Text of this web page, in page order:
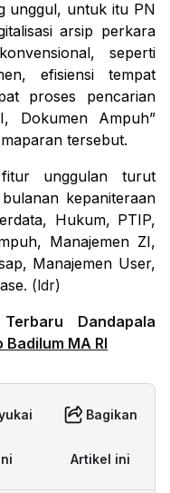
unggul, untuk itu PN
arsip perkara
seperti
efisiensi tempat
proses pencarian
Dokumen Ampuh”
tersebut.
unggulan turut
kepaniteraan
Hukum, PTIP,
Manajemen ZI,
Manajemen User,
. (ldr)
Dandapala
Badilum MA RI
Bagikan
Artikel ini